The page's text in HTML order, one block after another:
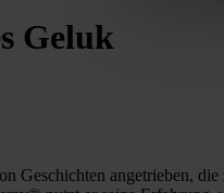
Geluk
Geschichten angetrieben,